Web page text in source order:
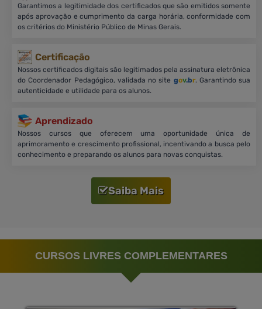
Garantimos a legitimidade dos certificados que são emitidos somente
após aprovação e cumprimento da carga horária, conformidade com
os critérios do Ministério Público de Minas Gerais.
Certificação
Nossos certificados digitais são legitimados pela assinatura eletrônica
do Coordenador Pedagógico, validada no site gov.br. Garantindo sua
autenticidade e utilidade para os alunos.
Aprendizado
Nossos cursos que oferecem uma oportunidade única de
aprimoramento e crescimento profissional, incentivando a busca pelo
conhecimento e preparando os alunos para novas conquistas.
Saiba Mais
CURSOS LIVRES COMPLEMENTARES